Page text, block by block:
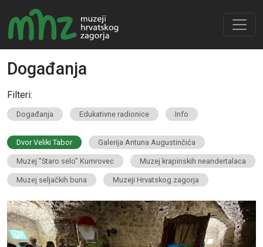
Događanja
Filteri:
Događanja Edukativne radionice Info
Dvor Veliki Tabor Galerija Antuna Augustinčića
Muzej ”Staro selo” Kumrovec Muzej krapinskih neandertalaca
Muzej seljačkih buna Muzeji Hrvatskog zagorja